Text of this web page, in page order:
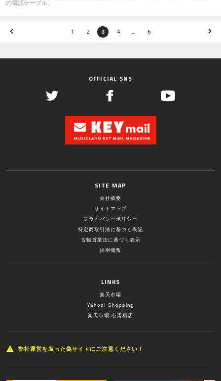
の電源ケーブル。
1 2 3 4 … 6
OFFICIAL SNS
SITE MAP
会社概要
サイトマップ
プライバシーポリシー
特定商取引法に基づく表記
古物営業法に基づく表示
採用情報
LINKS
楽天市場
Yahoo! Shopping
楽天市場 心斎橋店
弊社運営を装った偽サイトにご注意ください！